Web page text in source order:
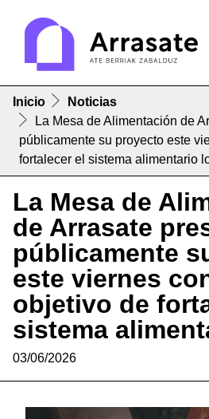
Inicio
Noticias
La Mesa de Alimentación de
públicamente su proyecto este
fortalecer el sistema alimentario
La Mesa de
de Arrasate
públicamente
este viernes
objetivo de
sistema
03/06/2026